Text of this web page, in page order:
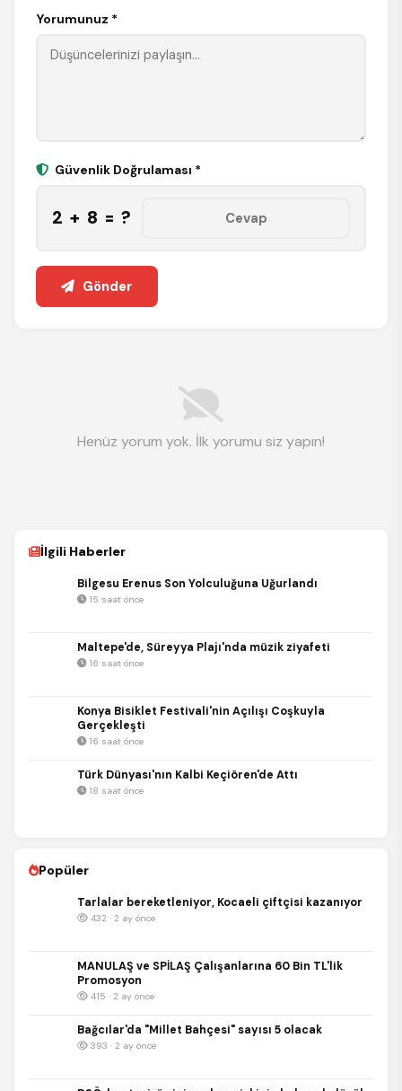
Yorumunuz *
Güvenlik Doğrulaması *
2 + 8 = ?
Gönder
Henüz yorum yok. İlk yorumu siz yapın!
İlgili Haberler
Bilgesu Erenus Son Yolculuğuna Uğurlandı
15 saat önce
Maltepe'de, Süreyya Plajı'nda müzik ziyafeti
16 saat önce
Konya Bisiklet Festivali'nin Açılışı Coşkuyla
Gerçekleşti
16 saat önce
Türk Dünyası'nın Kalbi Keçiören'de Attı
18 saat önce
Popüler
Tarlalar bereketleniyor, Kocaeli çiftçisi kazanıyor
432 · 2 ay önce
MANULAŞ ve SPİLAŞ Çalışanlarına 60 Bin TL'lik
Promosyon
415 · 2 ay önce
Bağcılar'da "Millet Bahçesi" sayısı 5 olacak
393 · 2 ay önce